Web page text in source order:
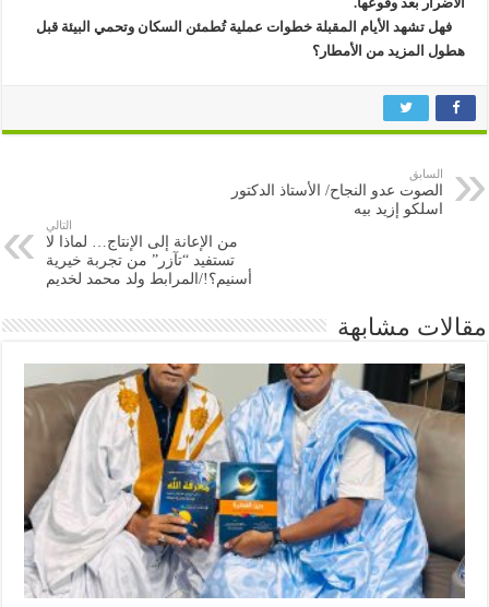
فهل تشهد الأيام المقبلة خطوات عملية تُطمئن السكان وتحمي البيئة قبل
هطول المزيد من الأمطار؟
السابق
الصوت عدو النجاح/ الأستاذ الدكتور
اسلكو إزيد بيه
التالي
من الإعانة إلى الإنتاج… لماذا لا
تستفيد “تآزر” من تجربة خيرية
أسنيم؟!/المرابط ولد محمد لخديم
مقالات مشابهة